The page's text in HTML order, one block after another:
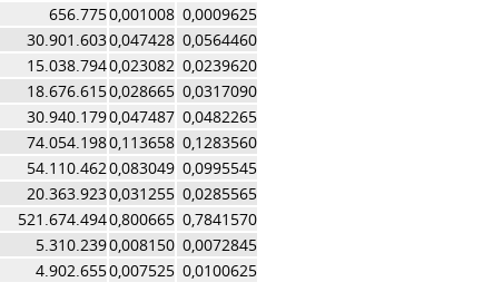
656.7750,001008 0,0009625
30.901.6030,047428 0,0564460
15.038.7940,023082 0,0239620
18.676.6150,028665 0,0317090
30.940.1790,047487 0,0482265
74.054.1980,113658 0,1283560
54.110.4620,083049 0,0995545
20.363.9230,031255 0,0285565
521.674.4940,800665 0,7841570
5.310.2390,008150 0,0072845
4.902.6550,007525 0,0100625